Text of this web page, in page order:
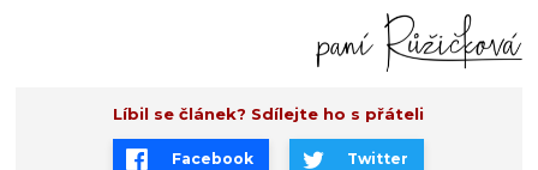
Líbil se článek? Sdílejte ho s přáteli
Facebook Twitter